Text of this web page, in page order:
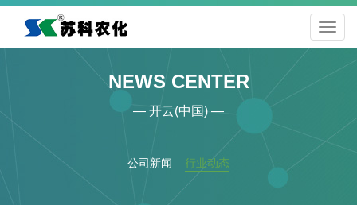
NEWS CENTER
— 开云(中国) —
公司新闻 行业动态